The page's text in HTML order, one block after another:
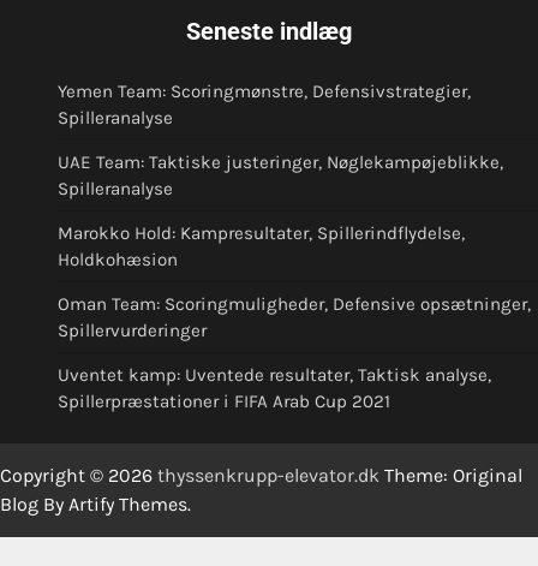
Seneste indlæg
Yemen Team: Scoringmønstre, Defensivstrategier,
Spilleranalyse
UAE Team: Taktiske justeringer, Nøglekampøjeblikke,
Spilleranalyse
Marokko Hold: Kampresultater, Spillerindflydelse,
Holdkohæsion
Oman Team: Scoringmuligheder, Defensive opsætninger,
Spillervurderinger
Uventet kamp: Uventede resultater, Taktisk analyse,
Spillerpræstationer i FIFA Arab Cup 2021
Copyright © 2026 thyssenkrupp-elevator.dk Theme: Original
Blog By Artify Themes.